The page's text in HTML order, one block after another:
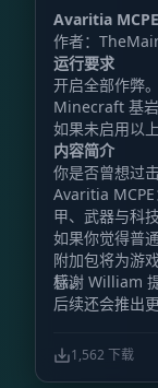
Cosmic
Avaritia
作者：
运行要求
开启全部作弊
Minecraft 基岩
如果未启用以
内容简介
你是否曾想过
Avaritia
甲、武器与科
如果你觉得普
附加包将为游
标。
感谢 William
后续还会推出
1,562 下载